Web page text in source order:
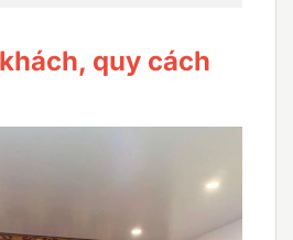
quy cách